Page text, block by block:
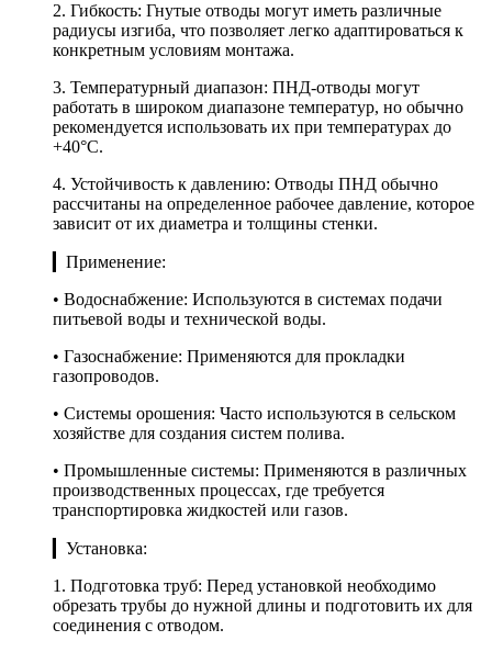
2. Гибкость: Гнутые отводы могут иметь различные
радиусы изгиба, что позволяет легко адаптироваться к
конкретным условиям монтажа.
3. Температурный диапазон: ПНД-отводы могут
работать в широком диапазоне температур, но обычно
рекомендуется использовать их при температурах до
+40°C.
4. Устойчивость к давлению: Отводы ПНД обычно
рассчитаны на определенное рабочее давление, которое
зависит от их диаметра и толщины стенки.
▎Применение:
• Водоснабжение: Используются в системах подачи
питьевой воды и технической воды.
• Газоснабжение: Применяются для прокладки
газопроводов.
• Системы орошения: Часто используются в сельском
хозяйстве для создания систем полива.
• Промышленные системы: Применяются в различных
производственных процессах, где требуется
транспортировка жидкостей или газов.
▎Установка:
1. Подготовка труб: Перед установкой необходимо
обрезать трубы до нужной длины и подготовить их для
соединения с отводом.